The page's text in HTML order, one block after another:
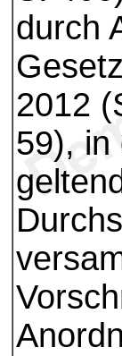
durch
2012
59), in